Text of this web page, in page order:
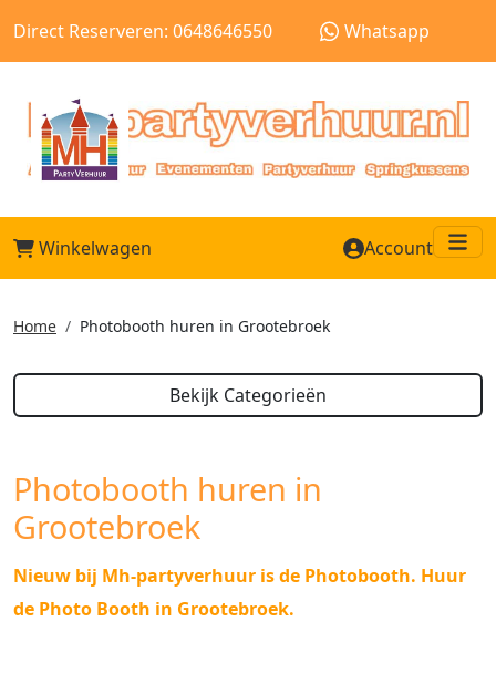
Direct Reserveren: 0648646550 Whatsapp
Winkelwagen Account
Home Photobooth huren in Grootebroek
Bekijk Categorieën
Photobooth huren in
Grootebroek
Nieuw bij Mh-partyverhuur is de Photobooth. Huur
de Photo Booth in Grootebroek.